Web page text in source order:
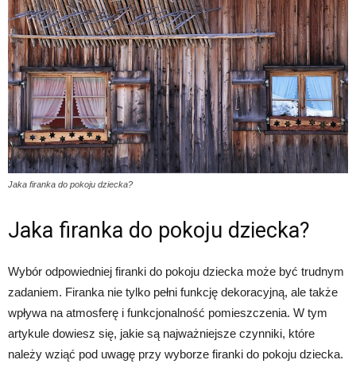
Jaka firanka do pokoju dziecka?
Jaka firanka do pokoju dziecka?
Wybór odpowiedniej firanki do pokoju dziecka może być trudnym
zadaniem. Firanka nie tylko pełni funkcję dekoracyjną, ale także
wpływa na atmosferę i funkcjonalność pomieszczenia. W tym
artykule dowiesz się, jakie są najważniejsze czynniki, które
należy wziąć pod uwagę przy wyborze firanki do pokoju dziecka.